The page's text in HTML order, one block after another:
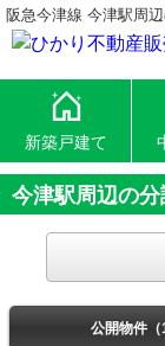
阪急今津線 今津駅周
新築戸建て
今津駅周辺の
公開物件（